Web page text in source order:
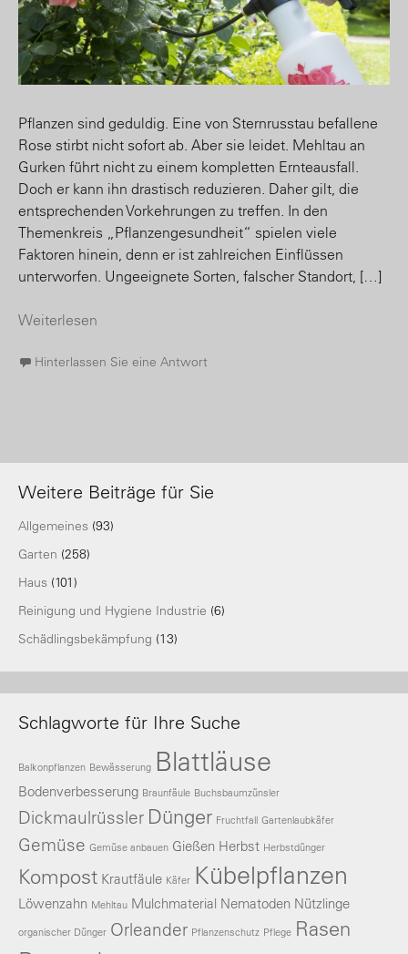
Pflanzen sind geduldig. Eine von Sternrusstau befallene
Rose stirbt nicht sofort ab. Aber sie leidet. Mehltau an
Gurken führt nicht zu einem kompletten Ernteausfall.
Doch er kann ihn drastisch reduzieren. Daher gilt, die
entsprechenden Vorkehrungen zu treffen. In den
Themenkreis „Pflanzengesundheit“ spielen viele
Faktoren hinein, denn er ist zahlreichen Einflüssen
unterworfen. Ungeeignete Sorten, falscher Standort, […]
Weiterlesen
Hinterlassen Sie eine Antwort
Weitere Beiträge für Sie
Allgemeines (93)
Garten (258)
Haus (101)
Reinigung und Hygiene Industrie (6)
Schädlingsbekämpfung (13)
Schlagworte für Ihre Suche
Balkonpflanzen Bewässerung Blattläuse
Bodenverbesserung Braunfäule Buchsbaumzünsler
Dickmaulrüssler Dünger Fruchtfall Gartenlaubkäfer
Gemüse Gemüse anbauen Gießen Herbst Herbstdünger
Kompost Krautfäule Käfer Kübelpflanzen
Löwenzahn Mehltau Mulchmaterial Nematoden Nützlinge
organischer Dünger Orleander Pflanzenschutz Pflege Rasen